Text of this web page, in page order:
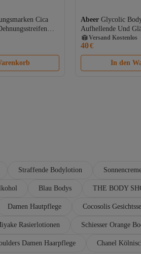
Cica
100 ml
Abeer Glycolic
Aufhellende Und
Körperlotion Sensilis
Versand Kostenlos
Gratis Versand
Versand Kostenlos
40€
In den
Straffende Bodylotion
Blau Bodys THE BODY
Damen Hautpflege Cocosolis
Rasierlotionen Schiesser Orange
Damen Haarpflege Chanel